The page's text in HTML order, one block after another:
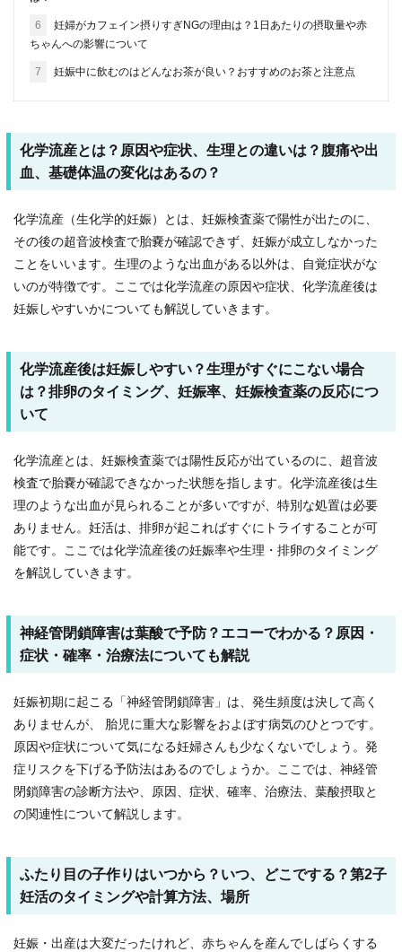
6
妊婦がカフェイン摂りすぎNGの理由は？1日あたりの摂取量や赤
ちゃんへの影響について
7 妊娠中に飲むのはどんなお茶が良い？おすすめのお茶と注意点
化学流産とは？原因や症状、生理との違いは？腹痛や出
血、基礎体温の変化はあるの？
化学流産（生化学的妊娠）とは、妊娠検査薬で陽性が出たのに、
その後の超音波検査で胎嚢が確認できず、妊娠が成立しなかった
ことをいいます。生理のような出血がある以外は、自覚症状がな
いのが特徴です。ここでは化学流産の原因や症状、化学流産後は
妊娠しやすいかについても解説していきます。
化学流産後は妊娠しやすい？生理がすぐにこない場合
は？排卵のタイミング、妊娠率、妊娠検査薬の反応につ
いて
化学流産とは、妊娠検査薬では陽性反応が出ているのに、超音波
検査で胎嚢が確認できなかった状態を指します。化学流産後は生
理のような出血が見られることが多いですが、特別な処置は必要
ありません。妊活は、排卵が起こればすぐにトライすることが可
能です。ここでは化学流産後の妊娠率や生理・排卵のタイミング
を解説していきます。
神経管閉鎖障害は葉酸で予防？エコーでわかる？原因・
症状・確率・治療法についても解説
妊娠初期に起こる「神経管閉鎖障害」は、発生頻度は決して高く
ありませんが、 胎児に重大な影響をおよぼす病気のひとつです。
原因や症状について気になる妊婦さんも少なくないでしょう。発
症リスクを下げる予防法はあるのでしょうか。ここでは、神経管
閉鎖障害の診断方法や、原因、症状、確率、治療法、葉酸摂取と
の関連性について解説します。
ふたり目の子作りはいつから？いつ、どこでする？第2子
妊活のタイミングや計算方法、場所
妊娠・出産は大変だったけれど、赤ちゃんを産んでしばらくする